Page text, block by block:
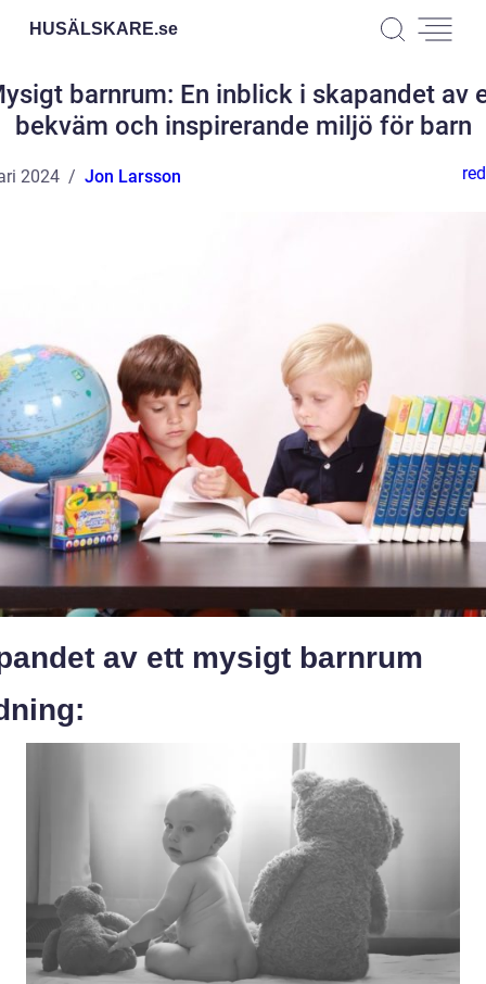
HUSÄLSKARE.se
barnrum: En inblick i skapandet av
bekväm och inspirerande miljö för barn
2024 Jon Larsson
av ett mysigt barnrum